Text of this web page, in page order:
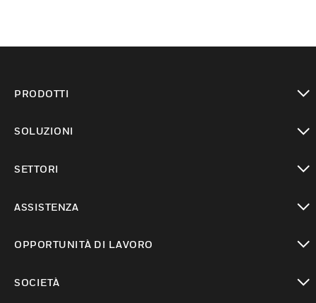
PRODOTTI
SOLUZIONI
SETTORI
ASSISTENZA
OPPORTUNITÀ DI LAVORO
SOCIETÀ